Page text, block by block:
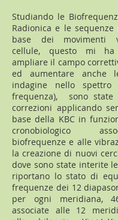
Studiando le
Radionica e le
base dei movimenti
cellule, questo mi ha
ampliare il campo
ed aumentare anche
indagine nello spettro
frequenza), sono state
correzioni applicando
base della KBC in
cronobiologico
biofrequenze e alle
la creazione di nuovi
dove sono state interite
riportano lo stato di
frequenze dei 12
per ogni meridiana,
associate alle 12